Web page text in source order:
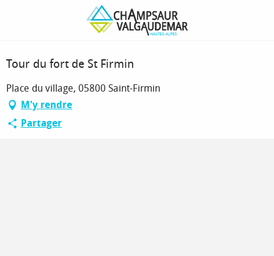
Tour du fort de St Firmin
Tour du fort de St Firmin
Place du village, 05800 Saint-Firmin
M'y rendre
Partager